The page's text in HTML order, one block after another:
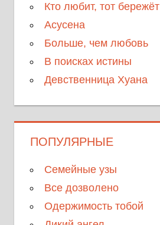
Кто любит, тот бережёт
Асусена
Больше, чем любовь
В поисках истины
Девственница Хуана
ПОПУЛЯРНЫЕ
Семейные узы
Все дозволено
Одержимость тобой